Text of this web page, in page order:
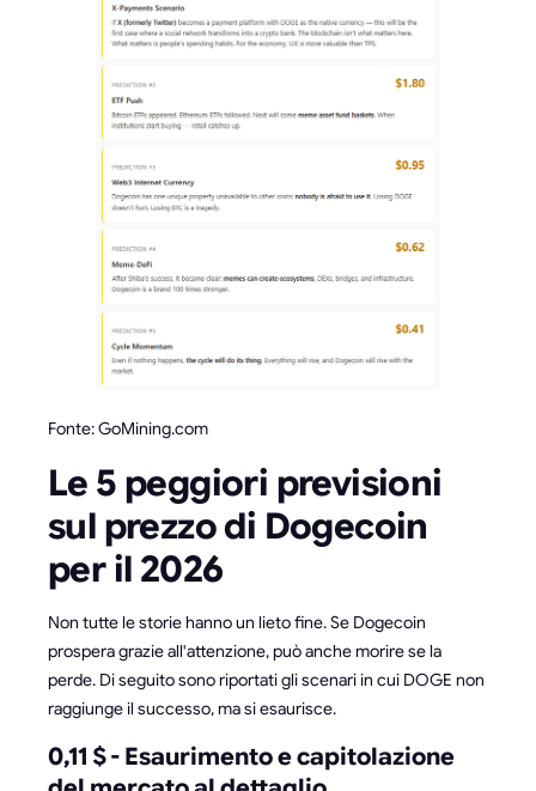
Fonte: GoMining.com
Le 5 peggiori previsioni
sul prezzo di Dogecoin
per il 2026
Non tutte le storie hanno un lieto fine. Se Dogecoin
prospera grazie all'attenzione, può anche morire se la
perde. Di seguito sono riportati gli scenari in cui DOGE non
raggiunge il successo, ma si esaurisce.
0,11 $ - Esaurimento e capitolazione